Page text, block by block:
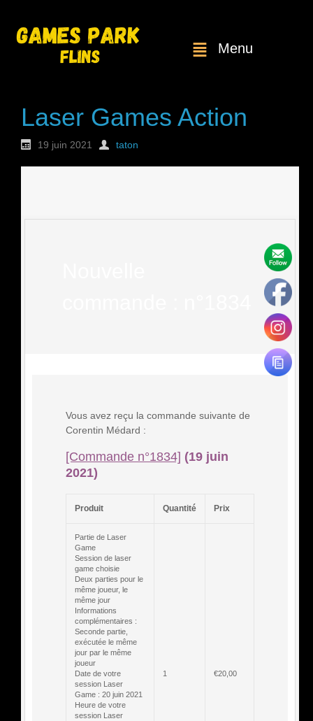
Menu
Laser Games Action
19 juin 2021 taton
Vous avez reçu la commande suivante de
Corentin Médard :
[Commande n°1834] (19 juin
2021)
Produit Quantité Prix
Partie de Laser
Game
Session de laser
game choisie
Deux parties pour le
même joueur, le
même jour
Informations
complémentaires :
Seconde partie,
exécutée le même
jour par le même
joueur
Date de votre
session Laser
Game : 20 juin 2021
Heure de votre
session Laser
1 €20,00